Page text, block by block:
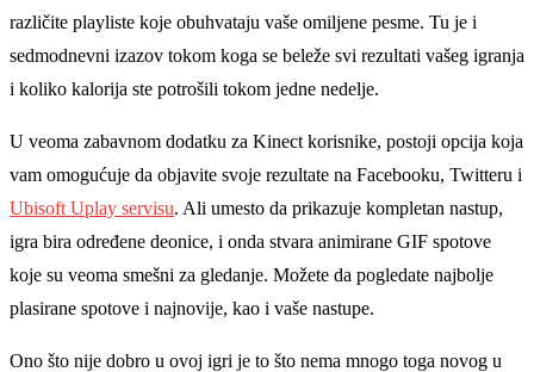
različite playliste koje obuhvataju vaše omiljene pesme. Tu je i
sedmodnevni izazov tokom koga se beleže svi rezultati vašeg igranja
i koliko kalorija ste potrošili tokom jedne nedelje.
U veoma zabavnom dodatku za Kinect korisnike, postoji opcija koja
vam omogućuje da objavite svoje rezultate na Facebooku, Twitteru i
Ubisoft Uplay servisu. Ali umesto da prikazuje kompletan nastup,
igra bira određene deonice, i onda stvara animirane GIF spotove
koje su veoma smešni za gledanje. Možete da pogledate najbolje
plasirane spotove i najnovije, kao i vaše nastupe.
Ono što nije dobro u ovoj igri je to što nema mnogo toga novog u